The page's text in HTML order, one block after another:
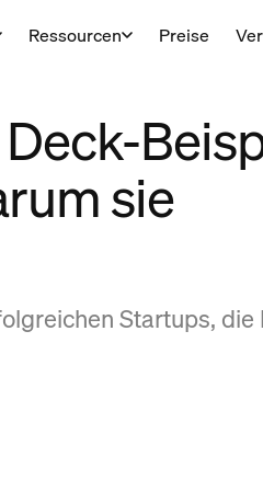
Ressourcen Preise
sie
Startups,